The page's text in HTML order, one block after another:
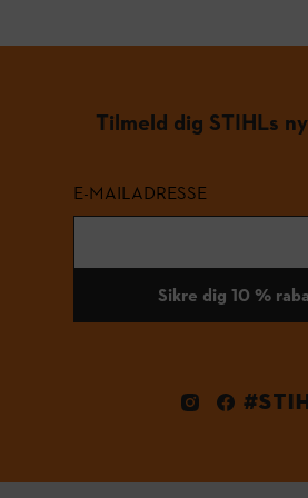
Tilmeld dig STIHLs
E-MAILADRESSE
Sikre dig 10 %